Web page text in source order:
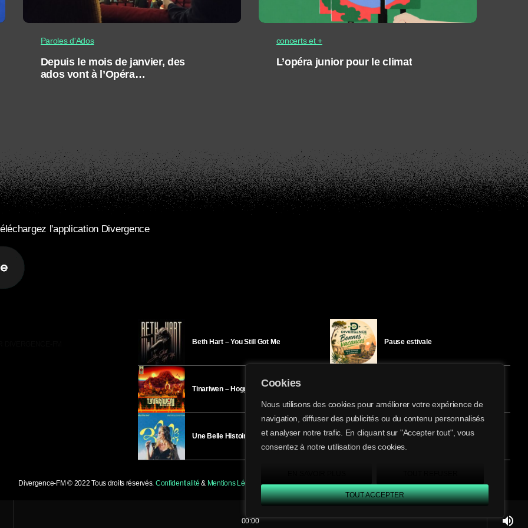
Cookies
Nous utilisons des cookies pour améliorer votre expérience de
navigation, diffuser des publicités ou du contenu personnalisés
et analyser notre trafic. En cliquant sur "Accepter tout", vous
consentez à notre utilisation des cookies.
TOUT ACCEPTER
00:00 volume_up
share
email
Paroles d'Ados
Depuis le mois de janvier, des
ados vont à l’Opéra…
concerts et +
L’opéra junior pour le climat
l'application Divergence
Beth Hart – You Still Got Me
Tinariwen – Hoggar
Une Belle Histoire – Héloïse Bay
Pause estivale
Ici l’Ombre – mardi 28 juillet
Divergence-FM © 2022 Tous droits réservés. Confidentialité & Mentions Légales.